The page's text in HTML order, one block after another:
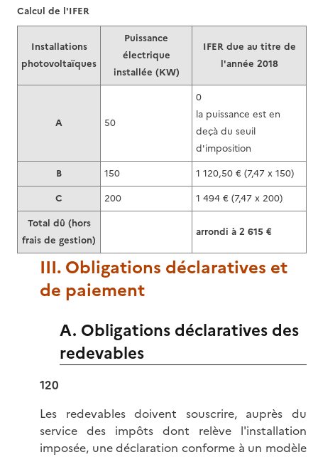
Installations
photovoltaïques
Puissance
électrique
installée (KW)
IFER due au titre de
l'année 2018
A 50
0
la puissance est en
deçà du seuil
d'imposition
B
150
1 120,50 € (7,47 x 150)
C
200
1 494 € (7,47 x 200)
Total dû (hors
frais de gestion)
arrondi à 2 615 €
Calcul de l'IFER
III. Obligations déclaratives et
de paiement
A. Obligations déclaratives des
redevables
120
Les redevables doivent souscrire, auprès du
service des impôts dont relève l'installation
imposée, une déclaration conforme à un modèle